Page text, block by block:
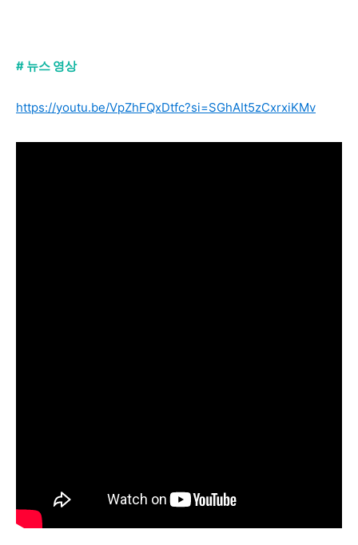
# 뉴스 영상
https://youtu.be/VpZhFQxDtfc?si=SGhAIt5zCxrxiKMv